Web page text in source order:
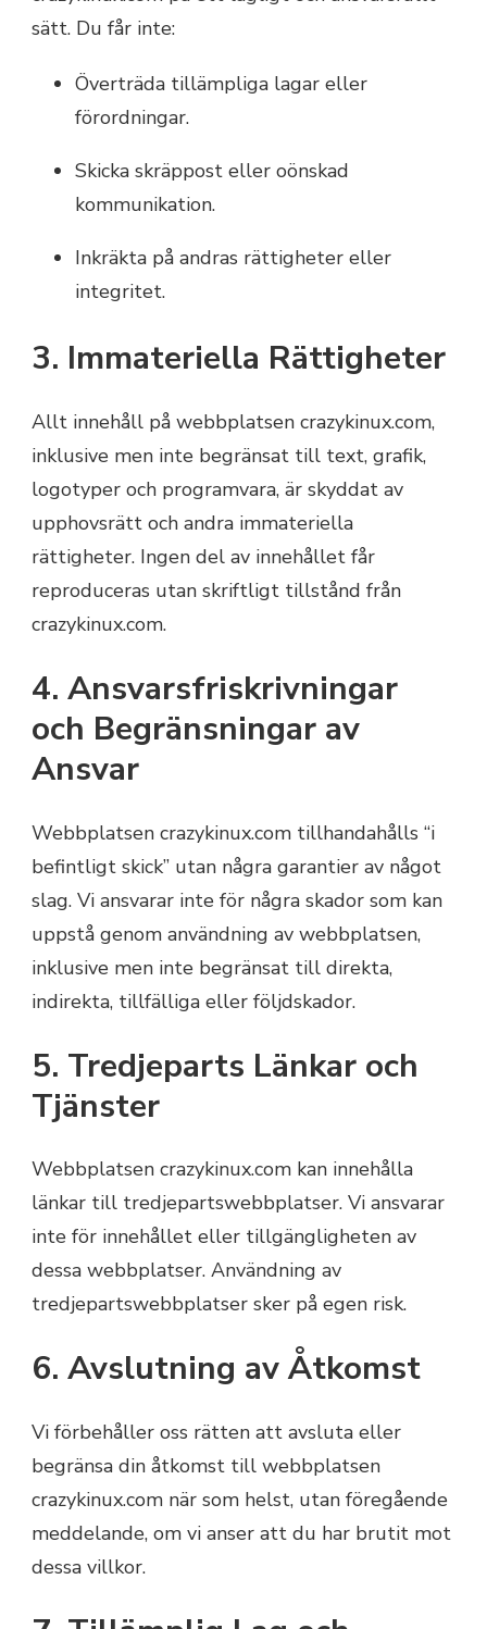
sätt. Du får inte:
Överträda tillämpliga lagar eller
förordningar.
Skicka skräppost eller oönskad
kommunikation.
Inkräkta på andras rättigheter eller
integritet.
3. Immateriella Rättigheter
Allt innehåll på webbplatsen crazykinux.com,
inklusive men inte begränsat till text, grafik,
logotyper och programvara, är skyddat av
upphovsrätt och andra immateriella
rättigheter. Ingen del av innehållet får
reproduceras utan skriftligt tillstånd från
crazykinux.com.
4. Ansvarsfriskrivningar
och Begränsningar av
Ansvar
Webbplatsen crazykinux.com tillhandahålls “i
befintligt skick” utan några garantier av något
slag. Vi ansvarar inte för några skador som kan
uppstå genom användning av webbplatsen,
inklusive men inte begränsat till direkta,
indirekta, tillfälliga eller följdskador.
5. Tredjeparts Länkar och
Tjänster
Webbplatsen crazykinux.com kan innehålla
länkar till tredjepartswebbplatser. Vi ansvarar
inte för innehållet eller tillgängligheten av
dessa webbplatser. Användning av
tredjepartswebbplatser sker på egen risk.
6. Avslutning av Åtkomst
Vi förbehåller oss rätten att avsluta eller
begränsa din åtkomst till webbplatsen
crazykinux.com när som helst, utan föregående
meddelande, om vi anser att du har brutit mot
dessa villkor.